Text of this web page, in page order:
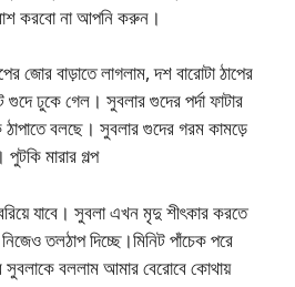
করবো না আপনি করুন।
জোর বাড়াতে লাগলাম, দশ বারোটা ঠাপের
গুদে ঢুকে গেল। সুবলার গুদের পর্দা ফাটার
বলছে। সুবলার গুদের গরম কামড়ে
মারার গল্প
যাবে। সুবলা এখন মৃদু শীৎকার করতে
তলঠাপ দিচ্ছে।মিনিট পাঁচেক পরে
বললাম আমার বেরোবে কোথায়